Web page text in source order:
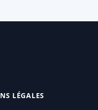
LÉGALES